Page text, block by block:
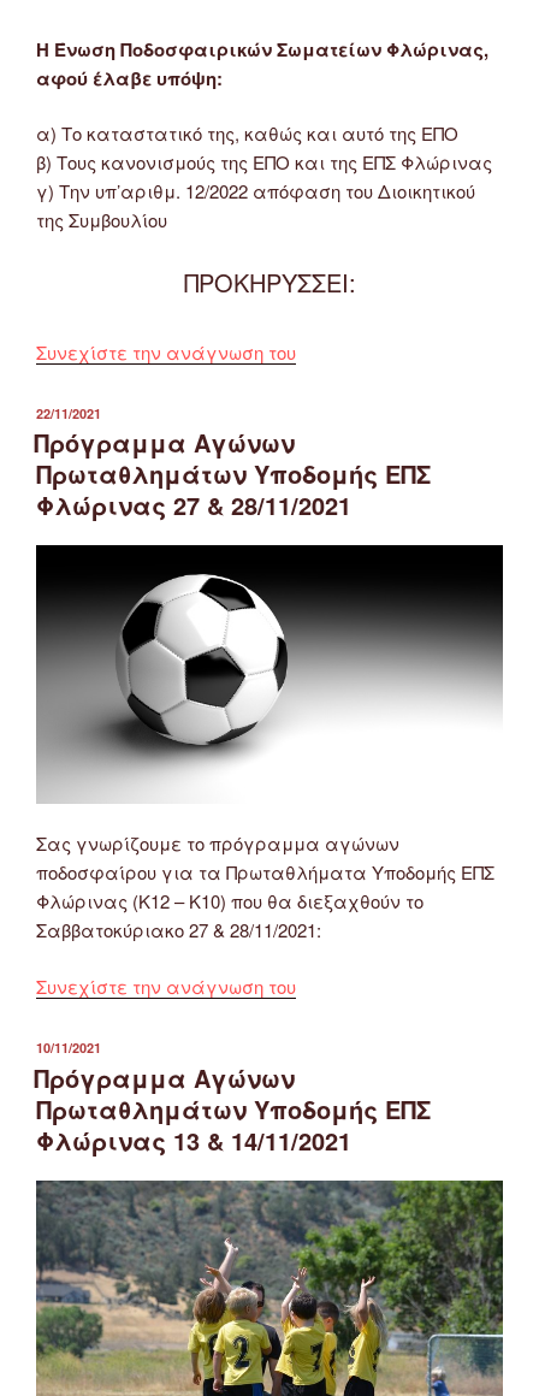
Η Ένωση Ποδοσφαιρικών Σωματείων Φλώρινας,
αφού έλαβε υπόψη:
α) Το καταστατικό της, καθώς και αυτό της ΕΠΟ
β) Τους κανονισμούς της ΕΠΟ και της ΕΠΣ Φλώρινας
γ) Την υπ’αριθμ. 12/2022 απόφαση του Διοικητικού
της Συμβουλίου
ΠΡΟΚΗΡΥΣΣΕΙ:
Συνεχίστε την ανάγνωση του“Προκηρύχθηκαν
ΕΠΣ
Φλώρινας
Κ14
–
–
Κ10”
ΔΗΜΟΣΙΕΎΤΗΚΕ
ΣΤΙΣ
22/11/2021
Πρόγραμμα Αγώνων
Πρωταθλημάτων Υποδομής ΕΠΣ
Φλώρινας 27 & 28/11/2021
Σας γνωρίζουμε το πρόγραμμα αγώνων
ποδοσφαίρου για τα Πρωταθλήματα Υποδομής ΕΠΣ
Φλώρινας (Κ12 – Κ10) που θα διεξαχθούν το
Σαββατοκύριακο 27 & 28/11/2021:
Συνεχίστε την ανάγνωση του“Πρόγραμμα
ΕΠΣ
Φλώρινας
27
&
28/11/2021”
ΔΗΜΟΣΙΕΎΤΗΚΕ
ΣΤΙΣ
10/11/2021
Πρόγραμμα Αγώνων
Πρωταθλημάτων Υποδομής ΕΠΣ
Φλώρινας 13 & 14/11/2021